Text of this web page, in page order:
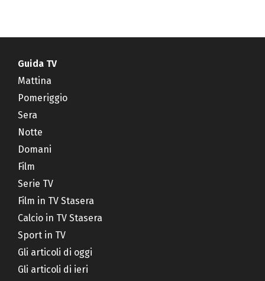
Guida TV
Mattina
Pomeriggio
Sera
Notte
Domani
Film
Serie TV
Film in TV Stasera
Calcio in TV Stasera
Sport in TV
Gli articoli di oggi
Gli articoli di ieri